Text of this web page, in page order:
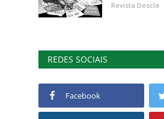
Revista Descla
REDES SOCIAIS
Facebook